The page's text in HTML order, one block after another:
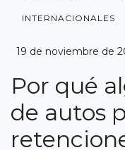
INTERNACIONALES
19 de noviembre de
Por qué
de autos